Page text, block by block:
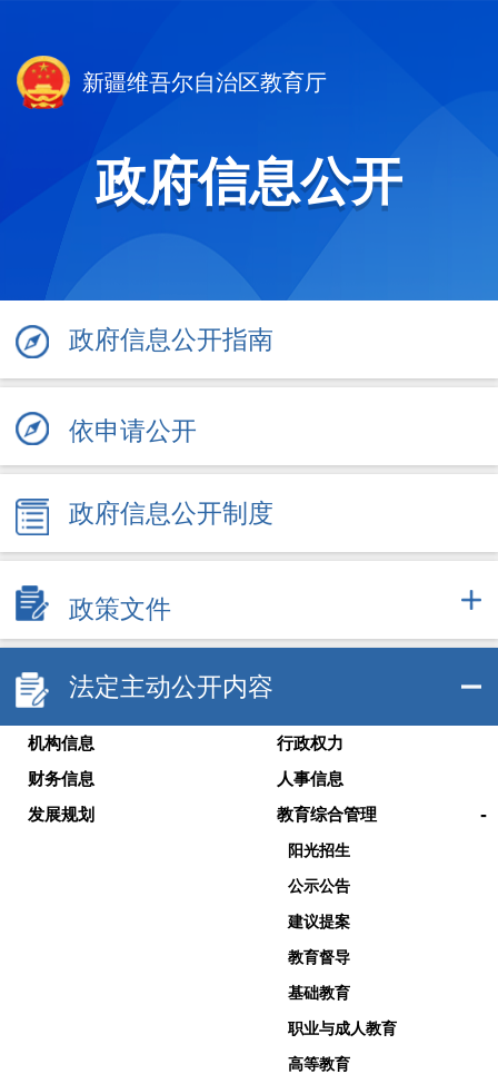
新疆维吾尔自治区教育厅
政府信息公开
政府信息公开指南
依申请公开
政府信息公开制度
政策文件
法定主动公开内容
机构信息
行政权力
财务信息
人事信息
发展规划
教育综合管理 -
阳光招生
公示公告
建议提案
教育督导
基础教育
职业与成人教育
高等教育